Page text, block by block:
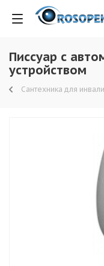
Писсуар с
устройством
Сантехника для